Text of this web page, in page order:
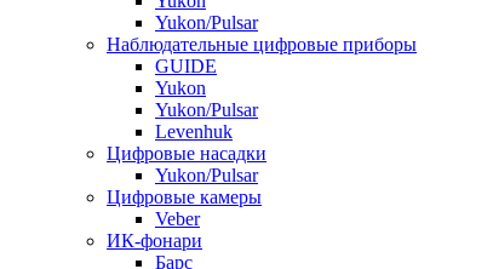
Yukon/Pulsar
Наблюдательные цифровые приборы
GUIDE
Yukon
Yukon/Pulsar
Levenhuk
Цифровые насадки
Yukon/Pulsar
Цифровые камеры
Veber
ИК-фонари
Барс